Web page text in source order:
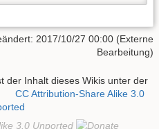
2017/10/27 00:00 (Externe
Bearbeitung)
der Inhalt dieses Wikis unter der
CC Attribution-Share Alike 3.0